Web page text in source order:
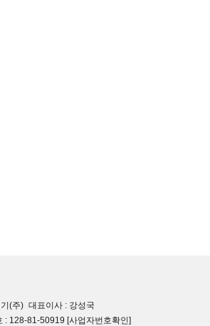
(주) 대표이사 : 강성국
: 128-81-50919[사업자번호확인]